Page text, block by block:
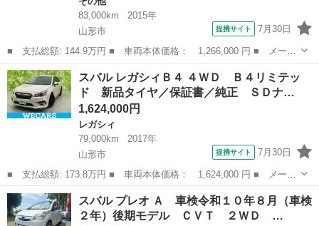
83,000km
2015年
山形市
提携サイト 7月30日
■ 支払総額: 144.9万円 ■ 車両本体価格： 1,266,000 円 ■ メーカ
ー名： スバル ■ 車種名： レガシィアウトバック ■ グレード
名： ４ＷＤアウトバックリミテッド 新品タイヤ／サンルーフ／保
証書／純正...
山形 山形市
スバル レガシィＢ４ ４ＷＤ Ｂ４リミテッ
ド 新品タイヤ／保証書／純正 ＳＤナ…
1,624,000円
レガシィ
79,000km
2017年
山形市
提携サイト 7月30日
■ 支払総額: 173.8万円 ■ 車両本体価格： 1,624,000 円 ■ メーカ
ー名： スバル ■ 車種名： レガシィＢ４ ■ グレード名： ４Ｗ
Ｄ Ｂ４リミテッド 新品タイヤ／保証書／純正 ＳＤナビ／衝突安
全装置／...
山形 山形市 レガシィ
スバル プレオ Ａ 車検令和１０年８月（車検
２年）後期モデル ＣＶＴ ２ＷＤ …